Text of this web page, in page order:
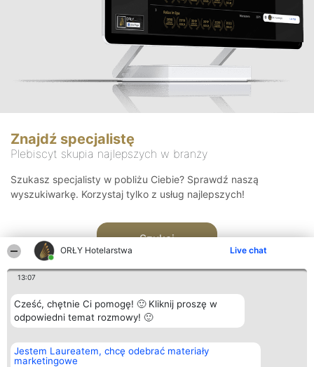
ORŁY Hotelarstwa Live chat
13:07
Cześć, chętnie Ci pomogę! 🙂 Kliknij proszę w
odpowiedni temat rozmowy! 🙂
Jestem Laureatem, chcę odebrać materiały
marketingowe
Znajdź specjalistę
Plebiscyt skupia najlepszych w branży
Szukasz specjalisty w pobliżu Ciebie? Sprawdź naszą
wyszukiwarkę. Korzystaj tylko z usług najlepszych!
Szukaj
Organizator plebiscytu
Bright Side Solutions sp. z o.
o. sp. k.
Plebiscyt
Laureaci
Kontakt
Kontakt